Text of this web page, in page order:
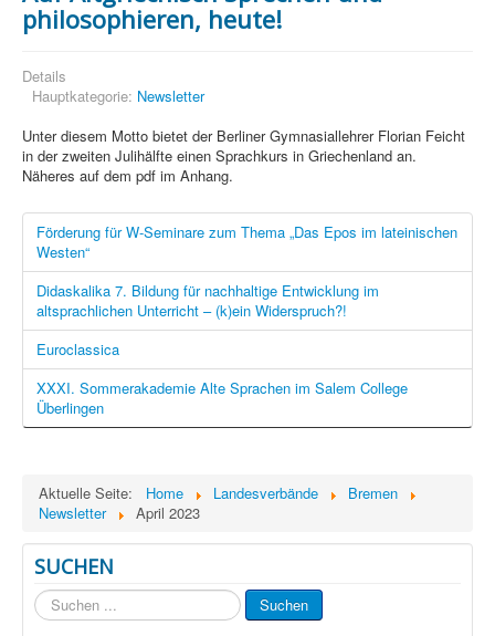
philosophieren, heute!
Details
Hauptkategorie: Newsletter
Unter diesem Motto bietet der Berliner Gymnasiallehrer Florian Feicht
in der zweiten Julihälfte einen Sprachkurs in Griechenland an.
Näheres auf dem pdf im Anhang.
Förderung für W-Seminare zum Thema „Das Epos im lateinischen
Westen“
Didaskalika 7. Bildung für nachhaltige Entwicklung im
altsprachlichen Unterricht – (k)ein Widerspruch?!
Euroclassica
XXXI. Sommerakademie Alte Sprachen im Salem College
Überlingen
Aktuelle Seite: Home Landesverbände
Bremen
Newsletter
April 2023
SUCHEN
Suchen
...
Suchen